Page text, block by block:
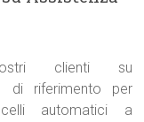
clienti su
di riferimento per
automatici a